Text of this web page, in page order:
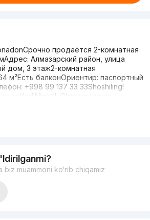
продаётся 2-комнатная
Алмазарский район, улица
дом, 3 этаж2-комнатная
м²Есть балконОриентир: паспортный
+998 99 137 33 33Shoshiling!
sotiladiManzil: Olmazor tumani,
borMo‘ljal: Olmazor City pasport
33 33
muammoni ko‘rib chiqamiz